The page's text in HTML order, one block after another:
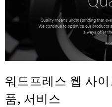
워드프레스 웹 사
품, 서비스